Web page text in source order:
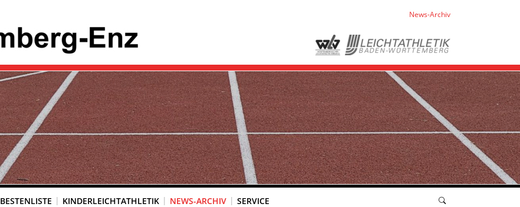
News-Archiv
BESTENLISTE KINDERLEICHTATHLETIK NEWS-ARCHIV SERVICE